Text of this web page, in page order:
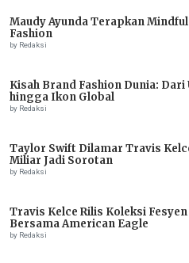
Maudy Ayunda Terapkan
Fashion
by Redaksi
Kisah Brand Fashion Dunia: Dari
hingga Ikon Global
by Redaksi
Taylor Swift Dilamar Travis
Miliar Jadi Sorotan
by Redaksi
Travis Kelce Rilis Koleksi
Bersama American Eagle
by Redaksi